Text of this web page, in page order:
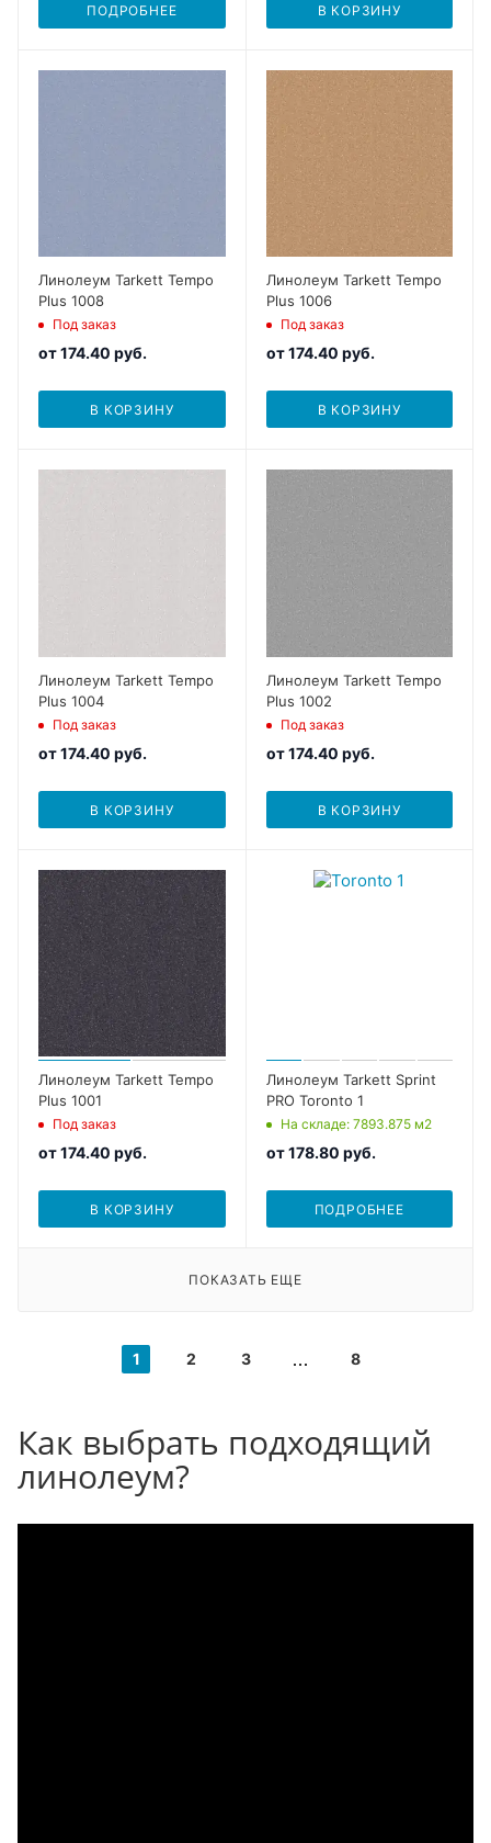
ПОДРОБНЕЕ В КОРЗИНУ
Линолеум Tarkett Tempo
Plus 1008
Под заказ
от174.40 руб.
В КОРЗИНУ
Линолеум Tarkett Tempo
Plus 1006
Под заказ
от174.40 руб.
В КОРЗИНУ
Линолеум Tarkett Tempo
Plus 1004
Под заказ
от174.40 руб.
В КОРЗИНУ
Линолеум Tarkett Tempo
Plus 1002
Под заказ
от174.40 руб.
В КОРЗИНУ
Линолеум Tarkett Tempo
Plus 1001
Под заказ
от174.40 руб.
В КОРЗИНУ
Линолеум Tarkett Sprint
PRO Toronto 1
На складе: 7893.875 м2
от178.80 руб.
ПОДРОБНЕЕ
ПОКАЗАТЬ ЕЩЕ
1 2 3 8
Как выбрать подходящий
линолеум?